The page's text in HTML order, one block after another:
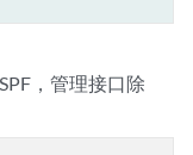
，管理接口除